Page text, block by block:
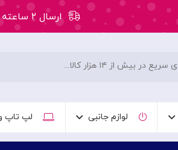
ارسال ۲ ساعته سفارشات تهران
لوازم جانبی لپ تاپ